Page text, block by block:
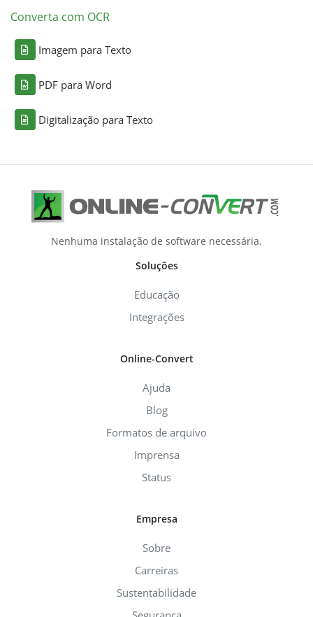
Converta com OCR
Imagem para Texto
PDF para Word
Digitalização para Texto
Nenhuma instalação de software necessária.
Soluções
Educação
Integrações
Online-Convert
Ajuda
Blog
Formatos de arquivo
Imprensa
Status
Empresa
Sobre
Carreiras
Sustentabilidade